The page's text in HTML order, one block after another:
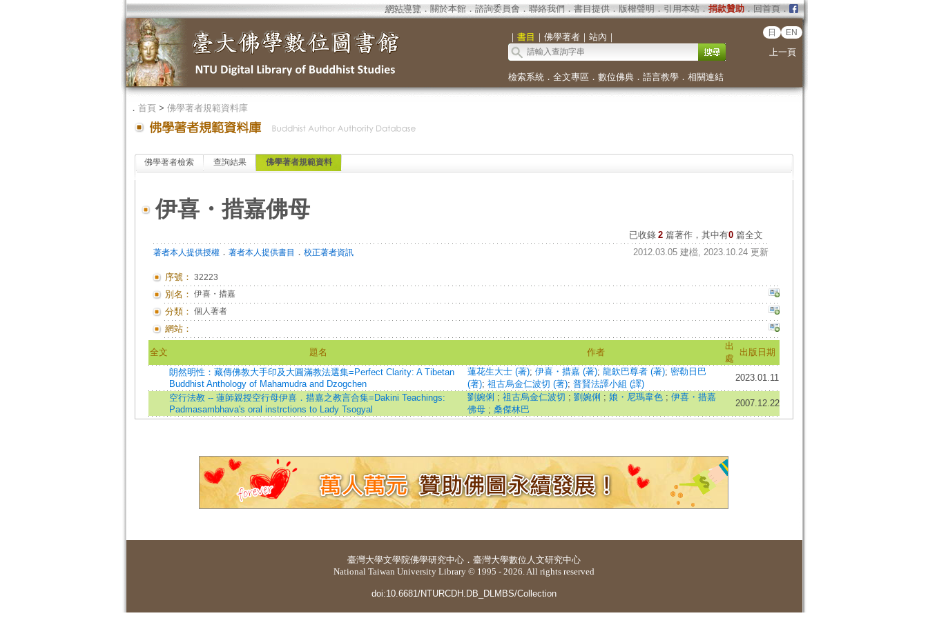
網站導覽 ． 關於本館． 諮詢委員會． 聯絡我們 ． 書目提供． 版權聲明 ． 引用本站． 捐款贊助．回首頁．
｜ 書目 ｜ 佛學著者｜ 站內 ｜ 日 EN
上一頁
檢索系統． 全文專區 ． 數位佛典． 語言教學． 相關連結
． 首頁> 佛學著者規範資料庫
佛學著者檢索 查詢結果 佛學著者規範資料
伊喜・措嘉佛母
已收錄 2 篇著作，其中有0篇全文
著者本人提供授權． 著者本人提供書目 ． 校正著者資訊 2012.03.05 建檔, 2023.10.24 更新
序號： 32223
別名： 伊喜・措嘉
分類： 個人著者
網站：
全文 題名 作者
出
處
出版日期
朗然明性：藏傳佛教大手印及大圓滿教法選集=Perfect Clarity: A Tibetan
Buddhist Anthology of Mahamudra and Dzogchen
蓮花生大士 (著); 伊喜・措嘉 (著); 龍欽巴尊者 (著); 密勒日巴
(著); 祖古烏金仁波切 (著); 普賢法譯小組 (譯)
2023.01.11
空行法教 -- 蓮師親授空行母伊喜．措嘉之教言合集=Dakini Teachings:
Padmasambhava's oral instrctions to Lady Tsogyal
劉婉俐 ; 祖古烏金仁波切 ; 劉婉俐 ; 娘・尼瑪韋色 ; 伊喜・措嘉
佛母 ; 桑傑林巴
2007.12.22
臺灣大學文學院佛學研究中心 ． 臺灣大學數位人文研究中心
National Taiwan University Library © 1995 - 2026. All rights reserved
doi:10.6681/NTURCDH.DB_DLMBS/Collection